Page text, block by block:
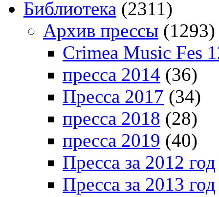
Библиотека (2311)
Архив прессы (1293)
Crimea Music Fes
пресса 2014 (36)
Пресса 2017 (34)
пресса 2018 (28)
пресса 2019 (40)
Пресса за 2012 год
Пресса за 2013 год